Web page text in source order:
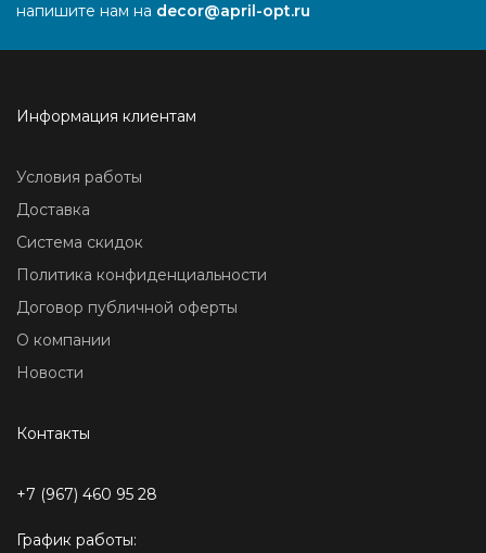
напишите нам на decor@april-opt.ru
Информация клиентам
Условия работы
Доставка
Система скидок
Политика конфиденциальности
Договор публичной оферты
О компании
Новости
Контакты
+7 (967) 460 95 28
График работы: